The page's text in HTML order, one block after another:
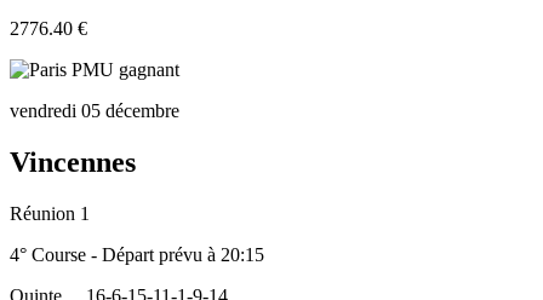
2776.40 €
vendredi 05 décembre
Vincennes
Réunion 1
4° Course - Départ prévu à 20:15